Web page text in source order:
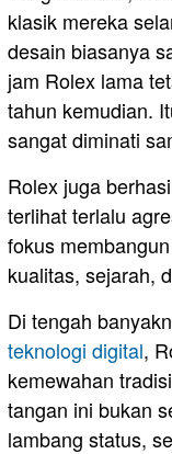
klasik mereka
desain biasanya
jam Rolex lama
tahun kemudian.
sangat diminati
Rolex juga
terlihat terlalu
fokus
kualitas, sejarah,
Di tengah
teknologi digital,
kemewahan
tangan ini bukan
lambang status,